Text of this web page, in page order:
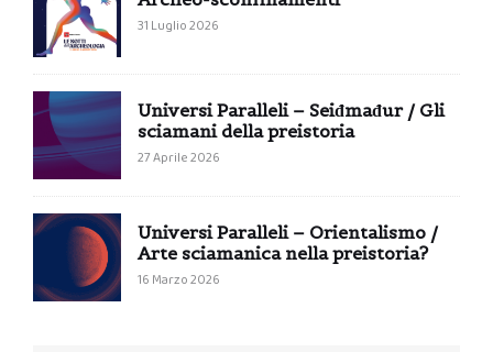
31 Luglio 2026
Universi Paralleli – Seiđmađur / Gli
sciamani della preistoria
27 Aprile 2026
Universi Paralleli – Orientalismo /
Arte sciamanica nella preistoria?
16 Marzo 2026